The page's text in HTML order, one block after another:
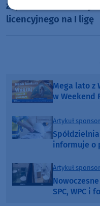
zaplecze Ekstraklasy.
licencyjnego na I ligę
Mega lato z
w Weekend
Artykuł
informuje o
Artykuł
SPC, WPC i